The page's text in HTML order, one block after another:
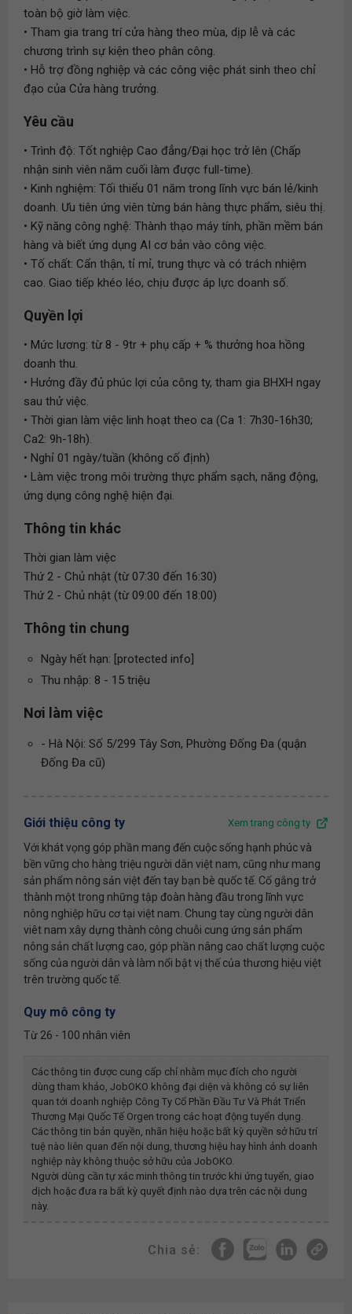
toàn bộ giờ làm việc.
• Tham gia trang trí cửa hàng theo mùa, dịp lễ và các
chương trình sự kiện theo phân công.
• Hỗ trợ đồng nghiệp và các công việc phát sinh theo chỉ
đạo của Cửa hàng trưởng.
Yêu cầu
• Trình độ: Tốt nghiệp Cao đẳng/Đại học trở lên (Chấp
nhận sinh viên năm cuối làm được full-time).
• Kinh nghiệm: Tối thiểu 01 năm trong lĩnh vực bán lẻ/kinh
doanh. Ưu tiên ứng viên từng bán hàng thực phẩm, siêu thị.
• Kỹ năng công nghệ: Thành thạo máy tính, phần mềm bán
hàng và biết ứng dụng AI cơ bản vào công việc.
• Tố chất: Cẩn thận, tỉ mỉ, trung thực và có trách nhiệm
cao. Giao tiếp khéo léo, chịu được áp lực doanh số.
Quyền lợi
• Mức lương: từ 8 - 9tr + phụ cấp + % thưởng hoa hồng
doanh thu.
• Hưởng đầy đủ phúc lợi của công ty, tham gia BHXH ngay
sau thử việc.
• Thời gian làm việc linh hoạt theo ca (Ca 1: 7h30-16h30;
Ca2: 9h-18h).
• Nghỉ 01 ngày/tuần (không cố định)
• Làm việc trong môi trường thực phẩm sạch, năng động,
ứng dụng công nghệ hiện đại.
Thông tin khác
Thời gian làm việc
Thứ 2 - Chủ nhật (từ 07:30 đến 16:30)
Thứ 2 - Chủ nhật (từ 09:00 đến 18:00)
Thông tin chung
Ngày hết hạn: [protected info]
Thu nhập: 8 - 15 triệu
Nơi làm việc
- Hà Nội: Số 5/299 Tây Sơn, Phường Đống Đa (quận
Đống Đa cũ)
Giới thiệu công ty Xem trang công ty
Với khát vọng góp phần mang đến cuộc sống hạnh phúc và
bền vững cho hàng triệu người dân việt nam, cũng như mang
sản phẩm nông sản việt đến tay bạn bè quốc tế. Cố gắng trở
thành một trong những tập đoàn hàng đầu trong lĩnh vực
nông nghiệp hữu cơ tại việt nam. Chung tay cùng người dân
viêt nam xây dựng thành công chuỗi cung ứng sản phẩm
nông sản chất lượng cao, góp phần nâng cao chất lượng cuộc
sống của người dân và làm nổi bật vị thế của thương hiệu việt
trên trường quốc tế.
Quy mô công ty
Từ 26 - 100 nhân viên
Các thông tin được cung cấp chỉ nhằm mục đích cho người
dùng tham khảo, JobOKO không đại diện và không có sự liên
quan tới doanh nghiệp Công Ty Cổ Phần Đầu Tư Và Phát Triển
Thương Mại Quốc Tế Orgen trong các hoạt động tuyển dụng.
Các thông tin bản quyền, nhãn hiệu hoặc bất kỳ quyền sở hữu trí
tuệ nào liên quan đến nội dung, thương hiệu hay hình ảnh doanh
nghiệp này không thuộc sở hữu của JobOKO.
Người dùng cần tự xác minh thông tin trước khi ứng tuyển, giao
dịch hoặc đưa ra bất kỳ quyết định nào dựa trên các nội dung
này.
Chia sẻ: